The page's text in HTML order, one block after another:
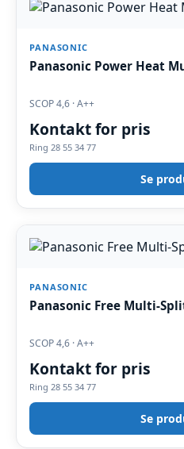
PANASONIC
Panasonic Power Heat
SCOP 4,6 · A++
Kontakt for pris
Ring 28 55 34 77
Se
PANASONIC
Panasonic Free Multi-
SCOP 4,6 · A++
Kontakt for pris
Ring 28 55 34 77
Se